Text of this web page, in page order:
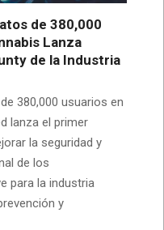
de 380,000
Lanza
de la Industria
380,000 usuarios en
lanza el primer
la seguridad y
de los
para la industria
y